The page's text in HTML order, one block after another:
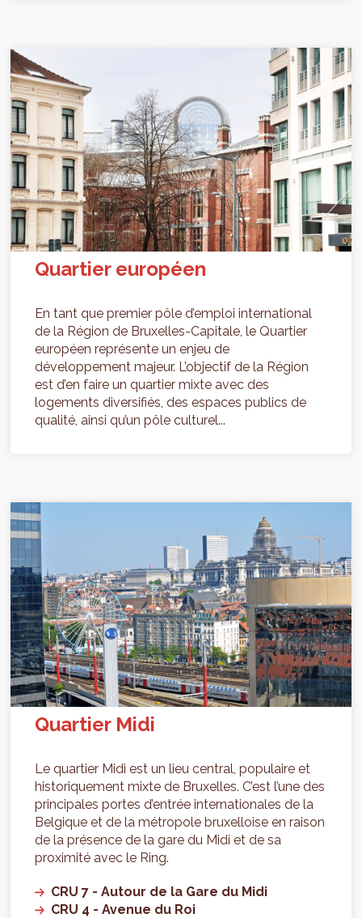
Quartier européen
En tant que premier pôle d’emploi international
de la Région de Bruxelles-Capitale, le Quartier
européen représente un enjeu de
développement majeur. L’objectif de la Région
est d’en faire un quartier mixte avec des
logements diversifiés, des espaces publics de
qualité, ainsi qu’un pôle culturel...
Quartier Midi
Le quartier Midi est un lieu central, populaire et
historiquement mixte de Bruxelles. C’est l’une des
principales portes d’entrée internationales de la
Belgique et de la métropole bruxelloise en raison
de la présence de la gare du Midi et de sa
proximité avec le Ring.
CRU 7 - Autour de la Gare du Midi
CRU 4 - Avenue du Roi